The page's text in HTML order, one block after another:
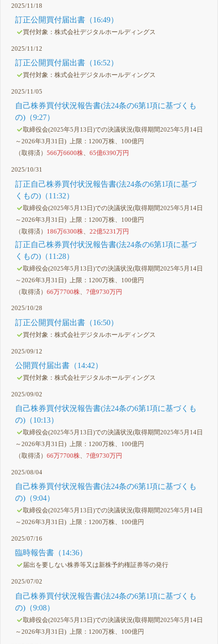
2025/11/18
訂正公開買付届出書（16:49）
買付対象：株式会社デジタルホールディングス
2025/11/12
訂正公開買付届出書（16:52）
買付対象：株式会社デジタルホールディングス
2025/11/05
自己株券買付状況報告書(法24条の6第1項に基づくも
の)（9:27）
取締役会(2025年5月13日)での決議状況(取得期間2025年5月14日
～2026年3月31日) 上限：1200万株、100億円
（取得済）566万6600株、65億6390万円
2025/10/31
訂正自己株券買付状況報告書(法24条の6第1項に基づ
くもの)（11:32）
取締役会(2025年5月13日)での決議状況(取得期間2025年5月14日
～2026年3月31日) 上限：1200万株、100億円
（取得済） 186万6300株 、22億5231万円
訂正自己株券買付状況報告書(法24条の6第1項に基づ
くもの)（11:28）
取締役会(2025年5月13日)での決議状況(取得期間2025年5月14日
～2026年3月31日) 上限：1200万株、100億円
（取得済）66万7700株 、7億9730万円
2025/10/28
訂正公開買付届出書（16:50）
買付対象：株式会社デジタルホールディングス
2025/09/12
公開買付届出書（14:42）
買付対象：株式会社デジタルホールディングス
2025/09/02
自己株券買付状況報告書(法24条の6第1項に基づくも
の)（10:13）
取締役会(2025年5月13日)での決議状況(取得期間2025年5月14日
～2026年3月31日) 上限：1200万株、100億円
（取得済）66万7700株、7億9730万円
2025/08/04
自己株券買付状況報告書(法24条の6第1項に基づくも
の)（9:04）
取締役会(2025年5月13日)での決議状況(取得期間2025年5月14日
～2026年3月31日) 上限：1200万株、100億円
2025/07/16
臨時報告書（14:36）
届出を要しない株券等又は新株予約権証券等の発行
2025/07/02
自己株券買付状況報告書(法24条の6第1項に基づくも
の)（9:08）
取締役会(2025年5月13日)での決議状況(取得期間2025年5月14日
～2026年3月31日) 上限：1200万株、100億円